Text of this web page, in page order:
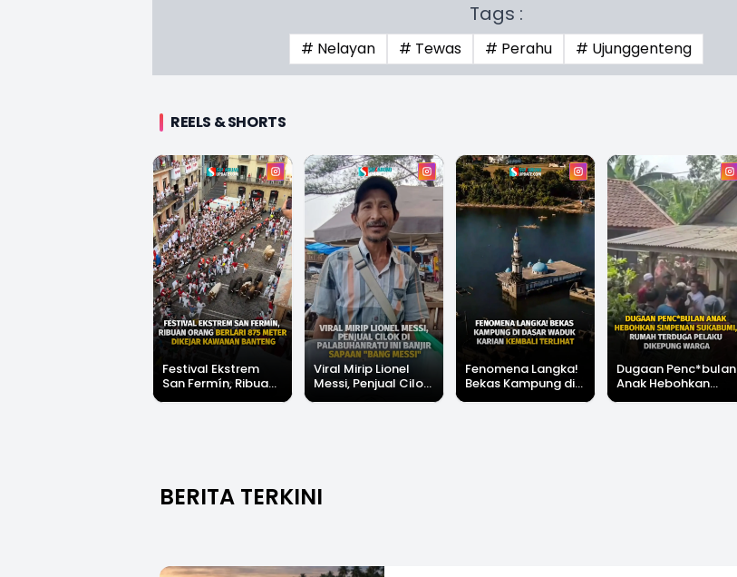
Tags :
# Nelayan # Tewas # Perahu # Ujunggenteng
REELS & SHORTS
Festival Ekstrem
San Fermín, Ribuan
Orang Berlari 875
Viral Mirip Lionel
Messi, Penjual Cilok
di Palabuhanratu Ini
Fenomena Langka!
Bekas Kampung di
Dasar Waduk Karian
Dugaan Penc*bulan
Anak Hebohkan
Simpenan
BERITA TERKINI